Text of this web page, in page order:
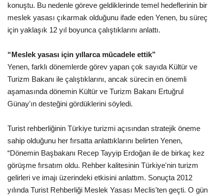
konuştu. Bu nedenle göreve geldiklerinde temel hedeflerinin bir
meslek yasası çıkarmak olduğunu ifade eden Yenen, bu süreç
için yaklaşık 12 yıl boyunca çalıştıklarını anlattı.
“Meslek yasası için yıllarca mücadele ettik”
Yenen, farklı dönemlerde görev yapan çok sayıda Kültür ve
Turizm Bakanı ile çalıştıklarını, ancak sürecin en önemli
aşamasında dönemin Kültür ve Turizm Bakanı Ertuğrul
Günay'ın desteğini gördüklerini söyledi.
Turist rehberliğinin Türkiye turizmi açısından stratejik öneme
sahip olduğunu her fırsatta anlattıklarını belirten Yenen,
“Dönemin Başbakanı Recep Tayyip Erdoğan ile de birkaç kez
görüşme fırsatım oldu. Rehber kalitesinin Türkiye'nin turizm
gelirleri ve imajı üzerindeki etkisini anlattım. Sonuçta 2012
yılında Turist Rehberliği Meslek Yasası Meclis'ten geçti. O gün